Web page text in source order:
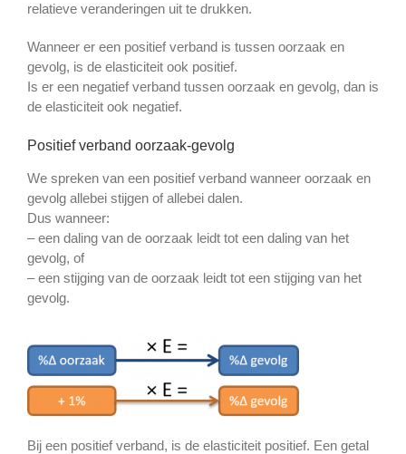
relatieve veranderingen uit te drukken.
Wanneer er een positief verband is tussen oorzaak en
gevolg, is de elasticiteit ook positief.
Is er een negatief verband tussen oorzaak en gevolg, dan is
de elasticiteit ook negatief.
Positief verband oorzaak-gevolg
We spreken van een positief verband wanneer oorzaak en
gevolg allebei stijgen of allebei dalen.
Dus wanneer:
– een daling van de oorzaak leidt tot een daling van het
gevolg, of
– een stijging van de oorzaak leidt tot een stijging van het
gevolg.
Bij een positief verband, is de elasticiteit positief. Een getal